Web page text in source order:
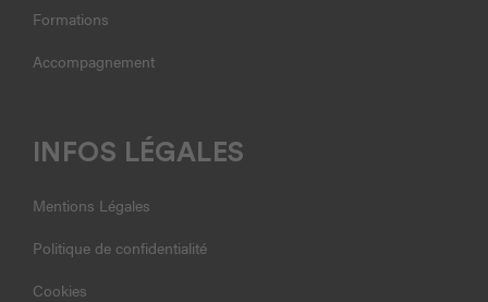
Formations
Accompagnement
INFOS LÉGALES
Mentions Légales
Politique de confidentialité
Cookies